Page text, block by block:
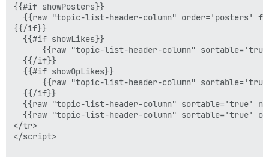
{{#if showPosters}}
{{raw "topic-list-header-column" order='posters'
{{/if}}
  {{#if showLikes}}
{{raw "topic-list-header-column"
  {{/if}}
  {{#if showOpLikes}}
{{raw "topic-list-header-column"
  {{/if}}
{{raw "topic-list-header-column" sortable='true'
{{raw "topic-list-header-column" sortable='true'
</tr>
</script>